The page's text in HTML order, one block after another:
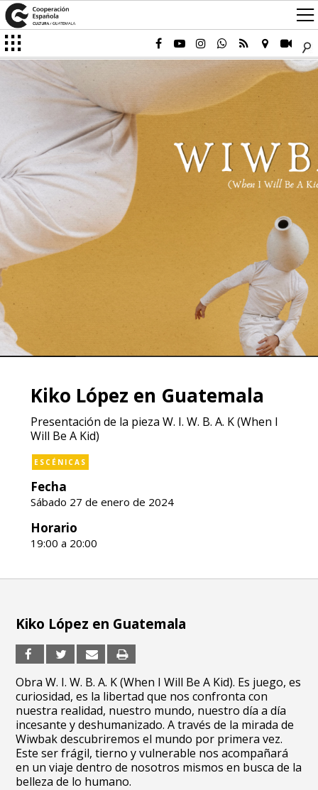
Kiko López en Guatemala
Presentación de la pieza W. I. W. B. A. K (When I
Will Be A Kid)
ESCÉNICAS
Fecha
Sábado 27 de enero de 2024
Horario
19:00 a 20:00
Kiko López en Guatemala
Obra W. I. W. B. A. K (When I Will Be A Kid). Es juego, es
curiosidad, es la libertad que nos confronta con
nuestra realidad, nuestro mundo, nuestro día a día
incesante y deshumanizado. A través de la mirada de
Wiwbak descubriremos el mundo por primera vez.
Este ser frágil, tierno y vulnerable nos acompañará
en un viaje dentro de nosotros mismos en busca de la
belleza de lo humano.